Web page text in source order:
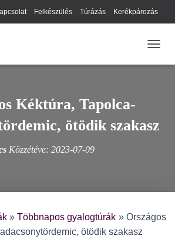
Felkészülés Túrázás Kerékpározás
Kéktúra, Tapolca-
ötödik szakasz
Közzétéve: 2023-07-09
» Többnapos gyalogtúrák »Országos
ötödik szakasz